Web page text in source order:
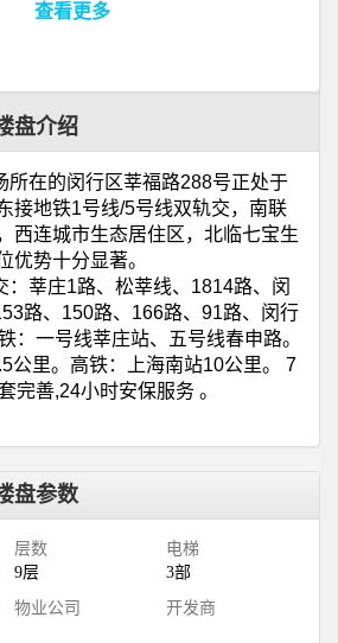
查看更多
盘介绍
所在的闵行区莘福路288号正处于
接地铁1号线/5号线双轨交，南联
西连城市生态居住区，北临七宝生
优势十分显著。
：莘庄1路、松莘线、 1814路、闵
路、 150路、 166路、 91路、闵行
：一号线莘庄站、五号线春申路。
公里。高铁：上海南站10公里。
7
完善,24小时安保服务 。
盘参数
层数
9层
电梯
3部
物业公司 开发商